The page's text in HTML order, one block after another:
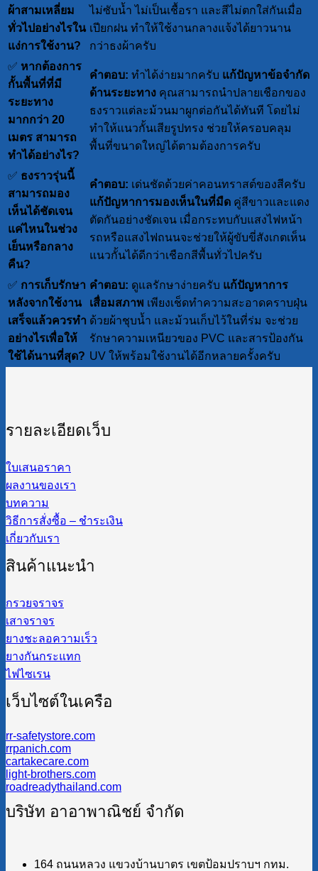
ผ้าสามเหลี่ยม
ทั่วไปอย่างไรใน
แง่การใช้งาน?
ไม่ซับน้ำ ไม่เป็นเชื้อรา และสีไม่ตกใส่กันเมื่อ
เปียกฝน ทำให้ใช้งานกลางแจ้งได้ยาวนาน
กว่าธงผ้าครับ
✅ หากต้องการ
กั้นพื้นที่ที่มี
ระยะทาง
มากกว่า 20
เมตร สามารถ
ทำได้อย่างไร?
คำตอบ: ทำได้ง่ายมากครับ แก้ปัญหาข้อจำกัด
ด้านระยะทาง คุณสามารถนำปลายเชือกของ
ธงราวแต่ละม้วนมาผูกต่อกันได้ทันที โดยไม่
ทำให้แนวกั้นเสียรูปทรง ช่วยให้ครอบคลุม
พื้นที่ขนาดใหญ่ได้ตามต้องการครับ
✅ ธงราวรุ่นนี้
สามารถมอง
เห็นได้ชัดเจน
แค่ไหนในช่วง
เย็นหรือกลาง
คืน?
คำตอบ: เด่นชัดด้วยค่าคอนทราสต์ของสีครับ
แก้ปัญหาการมองเห็นในที่มืด คู่สีขาวและแดง
ตัดกันอย่างชัดเจน เมื่อกระทบกับแสงไฟหน้า
รถหรือแสงไฟถนนจะช่วยให้ผู้ขับขี่สังเกตเห็น
แนวกั้นได้ดีกว่าเชือกสีพื้นทั่วไปครับ
✅ การเก็บรักษา
หลังจากใช้งาน
เสร็จแล้วควรทำ
อย่างไรเพื่อให้
ใช้ได้นานที่สุด?
คำตอบ: ดูแลรักษาง่ายครับ แก้ปัญหาการ
เสื่อมสภาพ เพียงเช็ดทำความสะอาดคราบฝุ่น
ด้วยผ้าชุบนํ้า และม้วนเก็บไว้ในที่ร่ม จะช่วย
รักษาความเหนียวของ PVC และสารป้องกัน
UV ให้พร้อมใช้งานได้อีกหลายครั้งครับ
รายละเอียดเว็บ
ใบเสนอราคา
ผลงานของเรา
บทความ
วิธีการสั่งซื้อ – ชำระเงิน
เกี่ยวกับเรา
สินค้าแนะนำ
กรวยจราจร
เสาจราจร
ยางชะลอความเร็ว
ยางกันกระแทก
ไฟไซเรน
เว็บไซต์ในเครือ
rr-safetystore.com
rrpanich.com
cartakecare.com
light-brothers.com
roadreadythailand.com
บริษัท อาอาพาณิชย์ จำกัด
164 ถนนหลวง แขวงบ้านบาตร เขตป้อมปราบฯ กทม.